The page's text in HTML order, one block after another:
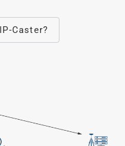
Caster?